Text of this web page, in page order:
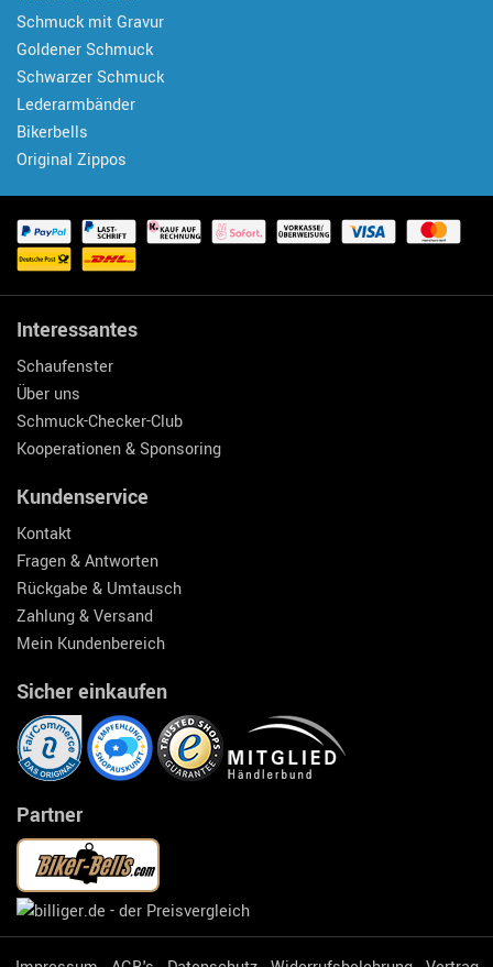
Schmuck mit Gravur
Goldener Schmuck
Schwarzer Schmuck
Lederarmbänder
Bikerbells
Original Zippos
Interessantes
Schaufenster
Über uns
Schmuck-Checker-Club
Kooperationen & Sponsoring
Kundenservice
Kontakt
Fragen & Antworten
Rückgabe & Umtausch
Zahlung & Versand
Mein Kundenbereich
Sicher einkaufen
Partner